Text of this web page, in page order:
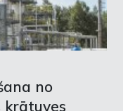
no
krātuves